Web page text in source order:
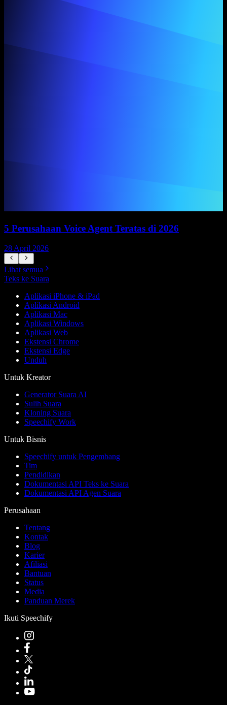
5 Perusahaan Voice Agent Teratas di 2026
28 April 2026
Lihat semua
Teks ke Suara
Aplikasi iPhone & iPad
Aplikasi Android
Aplikasi Mac
Aplikasi Windows
Aplikasi Web
Ekstensi Chrome
Ekstensi Edge
Unduh
Untuk Kreator
Generator Suara AI
Sulih Suara
Kloning Suara
Speechify Work
Untuk Bisnis
Speechify untuk Pengembang
Tim
Pendidikan
Dokumentasi API Teks ke Suara
Dokumentasi API Agen Suara
Perusahaan
Tentang
Kontak
Blog
Karier
Afiliasi
Bantuan
Status
Media
Panduan Merek
Ikuti Speechify